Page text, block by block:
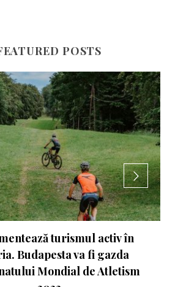
POSTS
turismul activ în
Budapesta va fi gazda
Mondial de Atletism